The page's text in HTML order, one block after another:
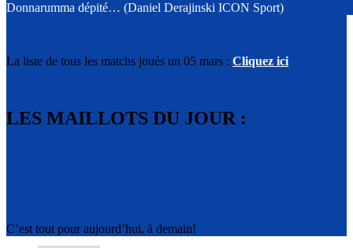
Donnarumma dépité… (Daniel Derajinski ICON Sport)
La liste de tous les matchs joués un 05 mars : Cliquez ici
LES MAILLOTS DU JOUR :
C’est tout pour aujourd’hui, à demain!